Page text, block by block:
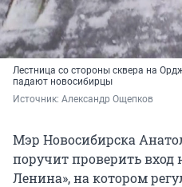
Лестница со стороны сквера на
падают новосибирцы
Источник: Александр Ощепков
Мэр Новосибирска
поручит проверить
Ленина», на котором